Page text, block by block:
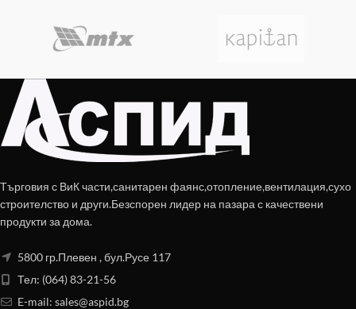
Търговия с ВиК части,санитарен фаянс,отопление,вентилация,сухо
строителство и други.Безспорен лидер на пазара с качествени
продукти за дома.
5800 гр.Плевен , бул.Русе 117
Тел: (064) 83-21-56
E-mail: sales@aspid.bg